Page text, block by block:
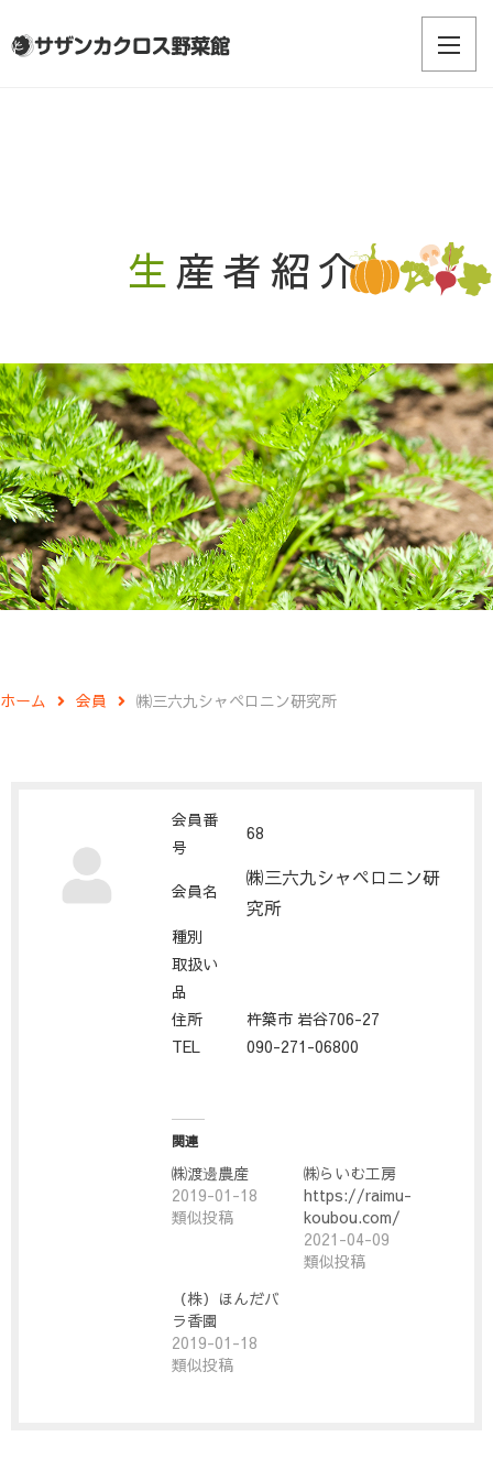
生産者紹介
ホーム 会員 ㈱三六九シャペロニン研究所
会員番
号
68
会員名
㈱三六九シャペロニン研
究所
種別
取扱い
品
住所
杵築市 岩谷706-27
TEL
090-271-06800
関連
㈱渡邊農産
2019-01-18
類似投稿
㈱らいむ工房
https://raimu-
koubou.com/
2021-04-09
類似投稿
（株）ほんだバ
ラ香園
2019-01-18
類似投稿